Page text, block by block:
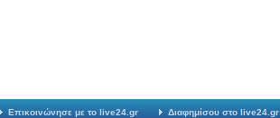
Επικοινώνησε με το live24.gr Διαφημίσου στο live24.gr